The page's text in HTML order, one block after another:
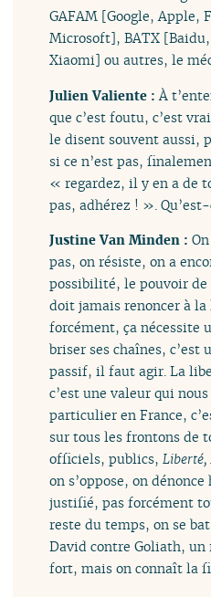
GAFAM [Google, Apple,
Microsoft], BATX
Xiaomi] ou autres, le
Julien Valiente :À
que c’est foutu, c’est
le disent souvent aussi,
si ce n’est pas,
« regardez, il y en a de
pas, adhérez ! ».
Justine Van Minden :
pas, on résiste, on a
possibilité, le pouvoir de
doit jamais renoncer à
forcément, ça nécessite
briser ses chaînes, c’est
passif, il faut agir. La
c’est une valeur qui
particulier en France,
sur tous les frontons de
officiels, publics,Liberté,
on s’oppose, on
justifié, pas forcément
reste du temps, on se
David contre Goliath,
fort, mais on connaît la